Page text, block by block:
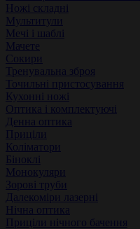
Ножі складні
Мультитули
Мечі і шаблі
Мачете
Сокири
Тренувальна зброя
Точильні пристосування
Кухонні ножі
Оптика і комплектуючі
Денна оптика
Приціли
Коліматори
Біноклі
Монокуляри
Зорові труби
Далекоміри лазерні
Нічна оптика
Приціли нічного бачення